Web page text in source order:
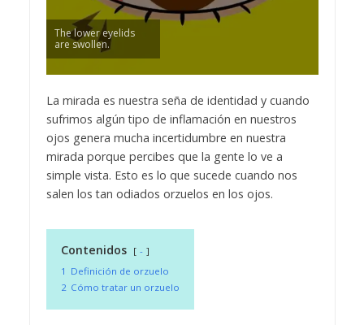
The lower eyelids
are swollen.
La mirada es nuestra seña de identidad y cuando
sufrimos algún tipo de inflamación en nuestros
ojos genera mucha incertidumbre en nuestra
mirada porque percibes que la gente lo ve a
simple vista. Esto es lo que sucede cuando nos
salen los tan odiados orzuelos en los ojos.
Contenidos
-
1 Definición de orzuelo
2 Cómo tratar un orzuelo